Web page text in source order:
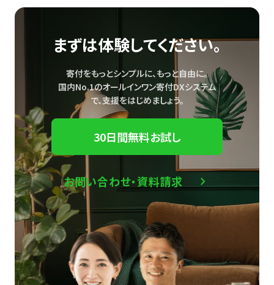
まずは体験してください。
寄付をもっとシンプルに、もっと自由に。
国内No.1のオールインワン寄付DXシステム
で、支援をはじめましょう。
30日間無料お試し
お問い合わせ・資料請求